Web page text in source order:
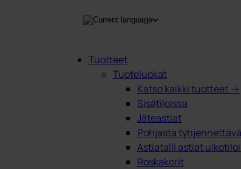
Tuotteet
Tuoteluokat
Katso kaikki tuotteet →
Sisätiloissa
Jäteastiat
Pohjasta
Astiatalli astiat
Roskakorit